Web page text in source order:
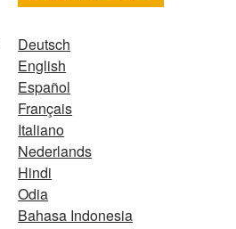
Deutsch
English
Español
Français
Italiano
Nederlands
Hindi
Odia
Bahasa Indonesia